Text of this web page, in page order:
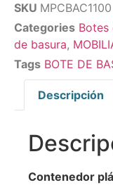
SKU MPCBAC1100
Categories Botes
de basura,
Tags BOTE DE
Descripción
Contenedor